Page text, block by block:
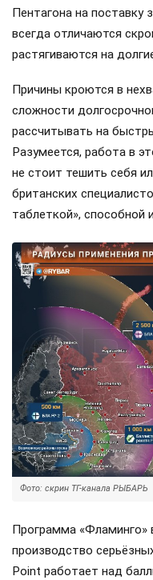
Пентагона на поставку
всегда отличаются
растягиваются на
Причины кроются в
сложности
рассчитывать на
Разумеется, работа в
не стоит тешить себя
британских
таблеткой», способной
Фото: скрин ТГ-канала РЫБАРЬ
Программа «Фламинго»
производство
Point работает над